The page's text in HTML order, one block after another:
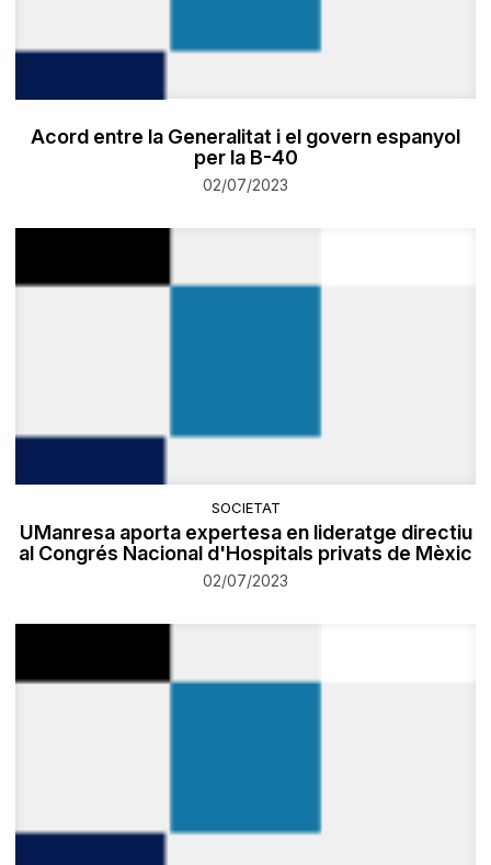
Acord entre la Generalitat i el govern espanyol
per la B-40
02/07/2023
SOCIETAT
UManresa aporta expertesa en lideratge directiu
al Congrés Nacional d'Hospitals privats de Mèxic
02/07/2023